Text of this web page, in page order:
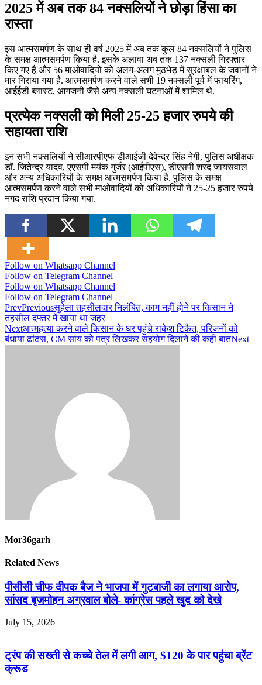
2025 में अब तक 84 नक्सलियों ने छोड़ा हिंसा का
रास्ता
इस आत्मसमर्पण के साथ ही वर्ष 2025 में अब तक कुल 84 नक्सलियों ने पुलिस
के समक्ष आत्मसमर्पण किया है. इसके अलावा अब तक 137 नक्सली गिरफ्तार
किए गए हैं और 56 माओवादियों को अलग-अलग मुठभेड़ में सुरक्षाबल के जवानों ने
मार गिराया गया है. आत्मसमर्पण करने वाले सभी 19 नक्सली पूर्व में फायरिंग,
आईईडी ब्लास्ट, आगजनी जैसे अन्य नक्सली घटनाओं में शामिल थे.
प्रत्येक नक्सली को मिली 25-25 हजार रुपये की
सहायता राशि
इन सभी नक्सलियों ने सीआरपीएफ डीआईजी देवेन्द्र सिंह नेगी, पुलिस अधीक्षक
डॉ. जितेन्द्र यादव, एएसपी मयंक गुर्जर (आईपीएस), डीएसपी शरद जायसवाल
और अन्य अधिकारियों के समक्ष आत्मसमर्पण किया है. पुलिस के समक्ष
आत्मसमर्पण करने वाले सभी माओवादियों को अधिकारियों ने 25-25 हजार रुपये
नगद राशि प्रदान किया गया.
Follow on Whatsapp Channel
Follow on Telegram Channel
Follow on Whatsapp Channel
Follow on Telegram Channel
PrevPreviousसुहेला तहसीलदार निलंबित, काम नहीं होने पर किसान ने
तहसील दफ्तर में खाया था जहर
Nextआत्महत्या करने वाले किसान के घर पहुंचे राकेश टिकैत, परिजनों को
बंधाया ढांढस, CM साय को पत्र लिखकर सहयोग दिलाने की कही बातNext
Mor36garh
Related News
पीसीसी चीफ दीपक बैज ने भाजपा में गुटबाजी का लगाया आरोप,
सांसद बृजमोहन अग्रवाल बोले- कांग्रेस पहले खुद को देखे
July 15, 2026
ट्रंप की सख्ती से कच्चे तेल में लगी आग, $120 के पार पहुंचा ब्रेंट
क्रूड